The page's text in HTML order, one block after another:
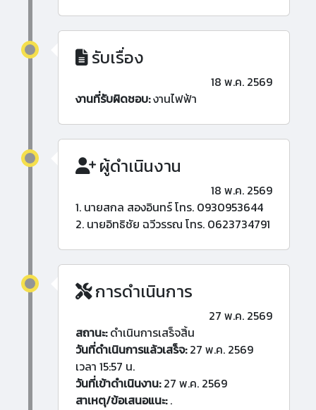
รับเรื่อง
18 พ.ค. 2569
งานที่รับผิดชอบ:งานไฟฟ้า
ผู้ดำเนินงาน
18 พ.ค. 2569
1. นายสกล สองอินทร์ โทร. 0930953644
2. นายอิทธิชัย ฉวีวรรณ โทร. 0623734791
การดำเนินการ
27 พ.ค. 2569
สถานะ:ดำเนินการเสร็จสิ้น
วันที่ดำเนินการแล้วเสร็จ:27 พ.ค. 2569
เวลา 15:57 น.
วันที่เข้าดำเนินงาน:27 พ.ค. 2569
สาเหตุ/ข้อเสนอแนะ:.